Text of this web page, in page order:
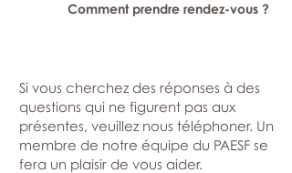
Comment prendre rendez-vous ?
Si vous cherchez des réponses à des
questions qui ne figurent pas aux
présentes, veuillez nous téléphoner. Un
membre de notre équipe du PAESF se
fera un plaisir de vous aider.